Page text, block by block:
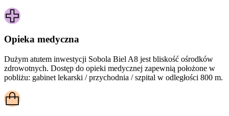
Opieka medyczna
Dużym atutem inwestycji Sobola Biel A8 jest bliskość ośrodków
zdrowotnych. Dostęp do opieki medycznej zapewnią położone w
pobliżu: gabinet lekarski / przychodnia / szpital w odległości 800 m.